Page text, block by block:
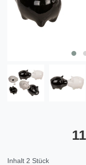
Inhalt 2 Stück